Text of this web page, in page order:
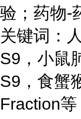
验；药物-
关键词：
S9，小鼠
S9，食蟹
Fraction等